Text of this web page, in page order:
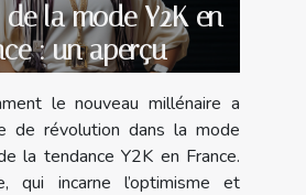
la mode Y2K en
: un aperçu
le nouveau millénaire a
de révolution dans la mode
la tendance Y2K en France.
qui incarne l’optimisme et